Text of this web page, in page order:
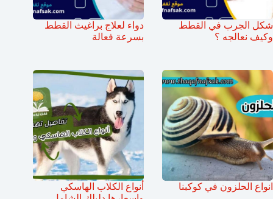
شكل الجرب في القطط
وكيف نعالجه ؟
دواء لعلاج براغيث القطط
بسرعة فعالة
انواع الحلزون في كوكبنا
أنواع الكلاب الهاسكي